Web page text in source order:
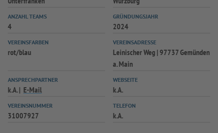
SPIELPLUS
ANZAHL TEAMS
4
GRÜNDUNGSJAHR
2024
VEREINSFARBEN
rot/blau
VEREINSADRESSE
Leinischer Weg | 97737 Gemünden
a. Main
ANSPRECHPARTNER
k.A. E-Mail
WEBSEITE
k.A.
VEREINSNUMMER
31007927
TELEFON
k.A.